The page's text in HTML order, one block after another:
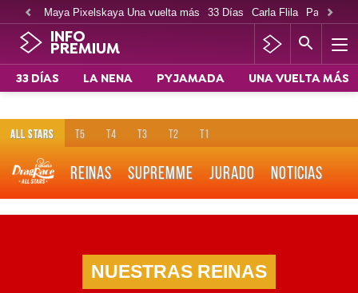
Maya Pixelskaya Una vuelta más 33 Días Carla Flila Paco
INFO
PREMIUM
33 DÍAS LA NENA PYJAMADA UNA VUELTA MÁS
ALL STARS T5 T4 T3 T2 T1
REINAS SUPREMME JURADO NOTICIAS
NUESTRAS REINAS